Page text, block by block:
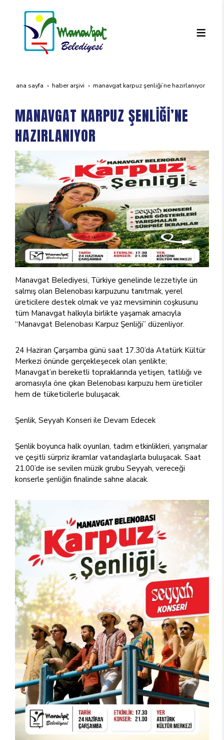
ana sayfa haber arşivi manavgat karpuz şenli̇ği̇’ne hazirlaniyor
MANAVGAT KARPUZ ŞENLİĞİ’NE
HAZIRLANIYOR
Manavgat Belediyesi, Türkiye genelinde lezzetiyle ün
salmış olan Belenobası karpuzunu tanıtmak, yerel
üreticilere destek olmak ve yaz mevsiminin coşkusunu
tüm Manavgat halkıyla birlikte yaşamak amacıyla
“Manavgat Belenobası Karpuz Şenliği” düzenliyor.
24 Haziran Çarşamba günü saat 17.30’da Atatürk Kültür
Merkezi önünde gerçekleşecek olan şenlikte;
Manavgat’ın bereketli topraklarında yetişen, tatlılığı ve
aromasıyla öne çıkan Belenobası karpuzu hem üreticiler
hem de tüketicilerle buluşacak.
Şenlik, Seyyah Konseri ile Devam Edecek
Şenlik boyunca halk oyunları, tadım etkinlikleri, yarışmalar
ve çeşitli sürpriz ikramlar vatandaşlarla buluşacak. Saat
21.00’de ise sevilen müzik grubu Seyyah, vereceği
konserle şenliğin finalinde sahne alacak.